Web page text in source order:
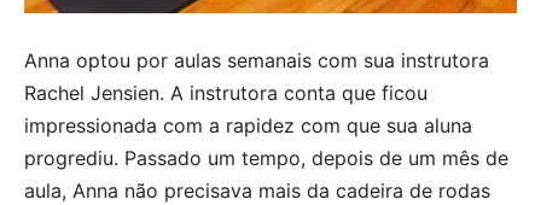
Anna optou por aulas semanais com sua instrutora
Rachel Jensien. A instrutora conta que ficou
impressionada com a rapidez com que sua aluna
progrediu. Passado um tempo, depois de um mês de
aula, Anna não precisava mais da cadeira de rodas